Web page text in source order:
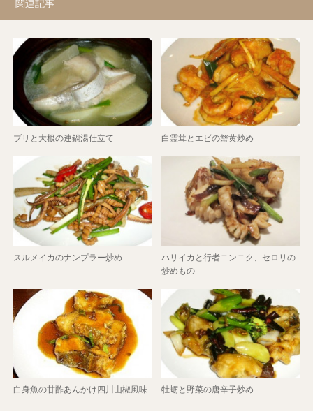
関連記事
ブリと大根の連鍋湯仕立て 白霊茸とエビの蟹黄炒め
スルメイカのナンプラー炒め
ハリイカと行者ニンニク、セロリの
炒めもの
白身魚の甘酢あんかけ四川山椒風味 牡蛎と野菜の唐辛子炒め